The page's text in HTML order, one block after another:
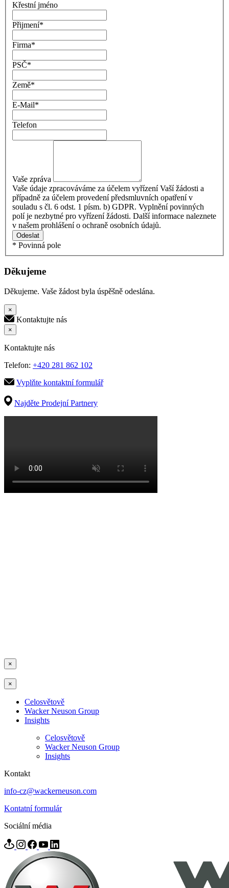
Křestní jméno
Přijmení*
Firma*
PSČ*
Země*
E-Mail*
Telefon
Vaše zpráva
Vaše údaje zpracováváme za účelem vyřízení Vaší žádosti a
případně za účelem provedení předsmluvních opatření v
souladu s čl. 6 odst. 1 písm. b) GDPR. Vyplnění povinných
polí je nezbytné pro vyřízení žádosti. Další informace naleznete
v našem prohlášení o ochraně osobních údajů.
Odeslat
* Povinná pole
Děkujeme
Děkujeme. Vaše žádost byla úspěšně odeslána.
×
Kontaktujte nás
×
Kontaktujte nás
Telefon: +420 281 862 102
Vyplňte kontaktní formulář
Najděte Prodejní Partnery
×
×
Celosvětově
Wacker Neuson Group
Insights
Celosvětově
Wacker Neuson Group
Insights
Kontakt
info-cz@wackerneuson.com
Kontatní formulár
Sociální média